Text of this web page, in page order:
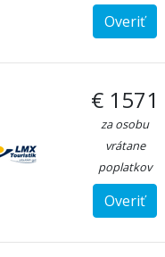
Overiť
€ 1571
za osobu
vrátane
poplatkov
Overiť